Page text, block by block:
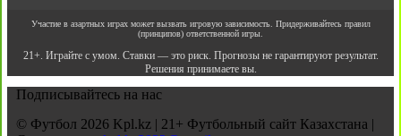
Участие в азартных играх может вызвать игровую зависимость. Придерживайтесь правил
(принципов) ответственной игры.
21+. Играйте с умом. Ставки — это риск. Прогнозы не гарантируют результат.
Решения принимаете вы.
Подписывайтесь на нас
© Футбол 2026 Kpl.kz | 21+ Футбольный сайт Казахстана |